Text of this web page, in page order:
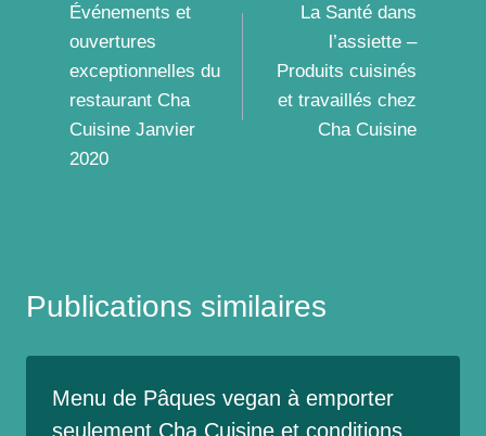
de
l’article
Événements et
ouvertures
exceptionnelles du
restaurant Cha
Cuisine Janvier
2020
La Santé dans
l’assiette –
Produits cuisinés
et travaillés chez
Cha Cuisine
Publications similaires
Menu de Pâques vegan à emporter
seulement Cha Cuisine et conditions